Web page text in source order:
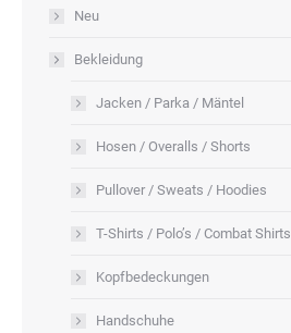
Neu
Bekleidung
Jacken / Parka / Mäntel
Hosen / Overalls / Shorts
Pullover / Sweats / Hoodies
T-Shirts / Polo’s / Combat Shirts
Kopfbedeckungen
Handschuhe